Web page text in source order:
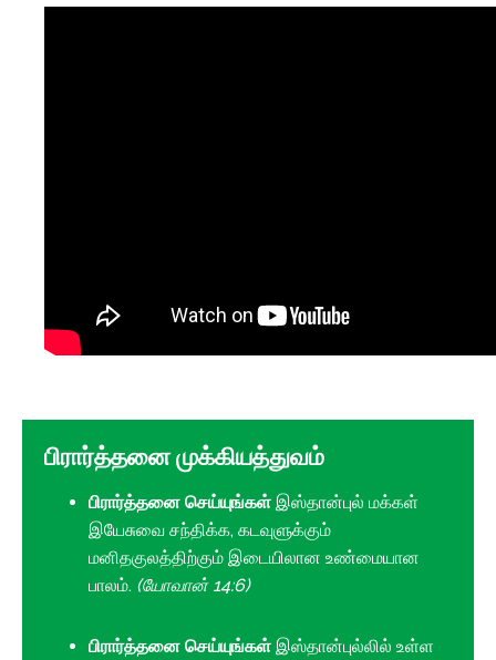
பிரார்த்தனை முக்கியத்துவம்
பிரார்த்தனை செய்யுங்கள் இஸ்தான்புல் மக்கள்
இயேசுவை சந்திக்க, கடவுளுக்கும்
மனிதகுலத்திற்கும் இடையிலான உண்மையான
பாலம். (யோவான் 14:6)
பிரார்த்தனை செய்யுங்கள் இஸ்தான்புல்லில் உள்ள